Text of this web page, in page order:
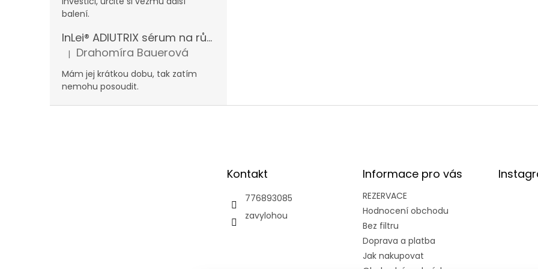
balení.
InLei® ADIUTRIX sérum na růst řas a obočí
Hodnocení produktu je 5 z 5 hvězdiček.
| Drahomíra Bauerová
Mám jej krátkou dobu, tak zatím
nemohu posoudit.
Kontakt
776893085
zavylohou
Informace pro vás
REZERVACE
Hodnocení obchodu
Bez filtru
Doprava a platba
Jak nakupovat